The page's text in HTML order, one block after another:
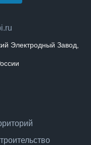
Электродный Завод,